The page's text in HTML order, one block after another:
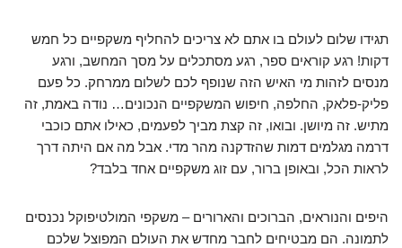
תגידו שלום לעולם בו אתם לא צריכים להחליף משקפיים כל חמש
דקות! רגע קוראים ספר, רגע מסתכלים על מסך המחשב, ורגע
מנסים לזהות מי האיש הזה שנופף לכם לשלום ממרחק. כל פעם
פליק-פלאק, החלפה, חיפוש המשקפיים הנכונים… נודה באמת, זה
מתיש. זה מיושן. ובואו, זה קצת מביך לפעמים, כאילו אתם כוכבי
דרמה מגלמים דמות שהזדקנה מהר מדי. אבל מה אם היתה דרך
לראות הכל, ובאופן ברור, עם זוג משקפיים אחד בלבד?
היפים והנוראים, הברוכים והארורים – משקפי המולטיפוקל נכנסים
לתמונה. הם מבטיחים לחבר מחדש את העולם המפוצל שלכם